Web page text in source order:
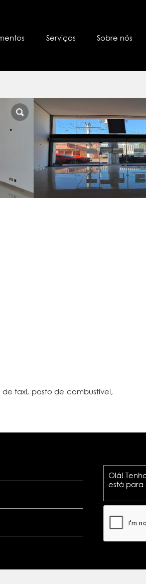
Serviços Sobre nós
taxi, posto de combustível,